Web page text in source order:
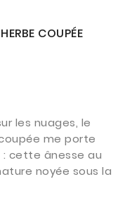
COUPÉE
les nuages, le
me porte
cette ânesse au
noyée sous la